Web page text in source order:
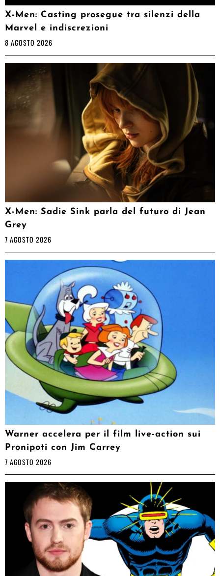
X-Men: Casting prosegue tra silenzi della
Marvel e indiscrezioni
8 AGOSTO 2026
X-Men: Sadie Sink parla del futuro di Jean
Grey
7 AGOSTO 2026
Warner accelera per il film live-action sui
Pronipoti con Jim Carrey
7 AGOSTO 2026